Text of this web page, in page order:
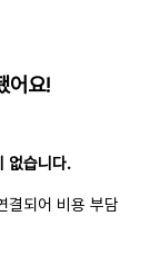
어요!
없습니다.
결되어 비용 부담